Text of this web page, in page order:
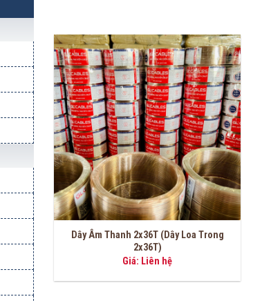
Dây Âm Thanh 2x36T (Dây Loa Trong
2x36T)
Giá: Liên hệ